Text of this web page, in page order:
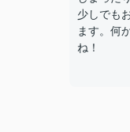
少しでも
ます。何
ね！